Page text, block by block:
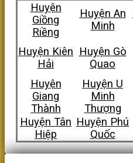
Huyện
Giồng
Riềng
Huyện An
Minh
Huyện Kiên
Hải
Huyện Gò
Quao
Huyện
Giang
Thành
Huyện U
Minh
Thượng
Huyện Tân
Hiệp
Huyện Phú
Quốc